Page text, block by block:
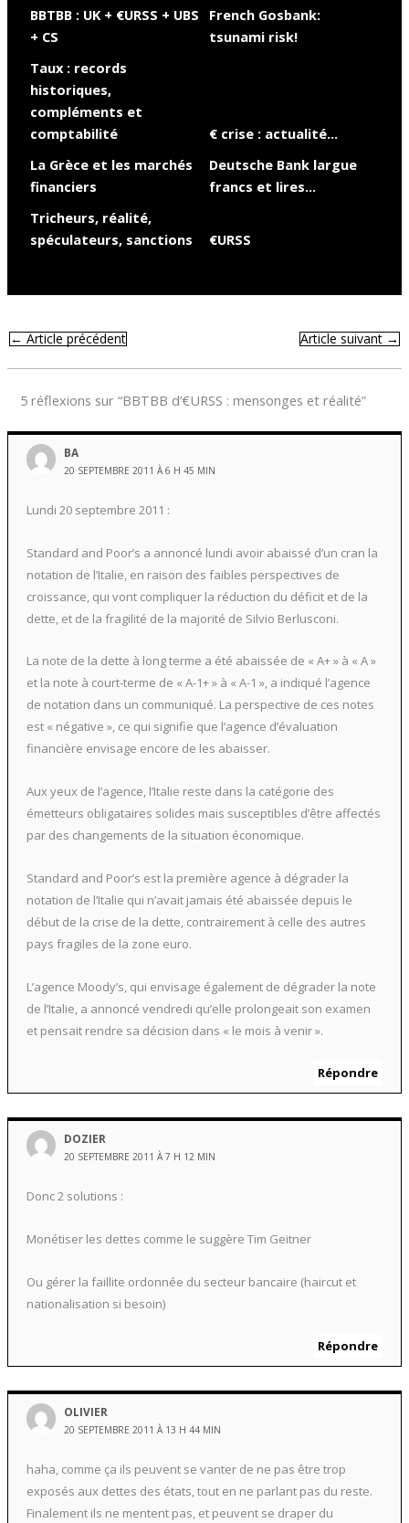
BBTBB : UK + €URSS + UBS
+ CS
French Gosbank:
tsunami risk!
Taux : records
historiques,
compléments et
comptabilité
€ crise : actualité…
La Grèce et les marchés
financiers
Deutsche Bank largue
francs et lires…
Tricheurs, réalité,
spéculateurs, sanctions
€URSS
←Article précédent Article suivant→
5 réflexions sur “BBTBB d’€URSS : mensonges et réalité”
BA
20 SEPTEMBRE 2011 À 6 H 45 MIN
Lundi 20 septembre 2011 :
Standard and Poor’s a annoncé lundi avoir abaissé d’un cran la
notation de l’Italie, en raison des faibles perspectives de
croissance, qui vont compliquer la réduction du déficit et de la
dette, et de la fragilité de la majorité de Silvio Berlusconi.
La note de la dette à long terme a été abaissée de « A+ » à « A »
et la note à court-terme de « A-1+ » à « A-1 », a indiqué l’agence
de notation dans un communiqué. La perspective de ces notes
est « négative », ce qui signifie que l’agence d’évaluation
financière envisage encore de les abaisser.
Aux yeux de l’agence, l’Italie reste dans la catégorie des
émetteurs obligataires solides mais susceptibles d’être affectés
par des changements de la situation économique.
Standard and Poor’s est la première agence à dégrader la
notation de l’Italie qui n’avait jamais été abaissée depuis le
début de la crise de la dette, contrairement à celle des autres
pays fragiles de la zone euro.
L’agence Moody’s, qui envisage également de dégrader la note
de l’Italie, a annoncé vendredi qu’elle prolongeait son examen
et pensait rendre sa décision dans « le mois à venir ».
Répondre
DOZIER
20 SEPTEMBRE 2011 À 7 H 12 MIN
Donc 2 solutions :
Monétiser les dettes comme le suggère Tim Geitner
Ou gérer la faillite ordonnée du secteur bancaire (haircut et
nationalisation si besoin)
Répondre
OLIVIER
20 SEPTEMBRE 2011 À 13 H 44 MIN
haha, comme ça ils peuvent se vanter de ne pas être trop
exposés aux dettes des états, tout en ne parlant pas du reste.
Finalement ils ne mentent pas, et peuvent se draper du